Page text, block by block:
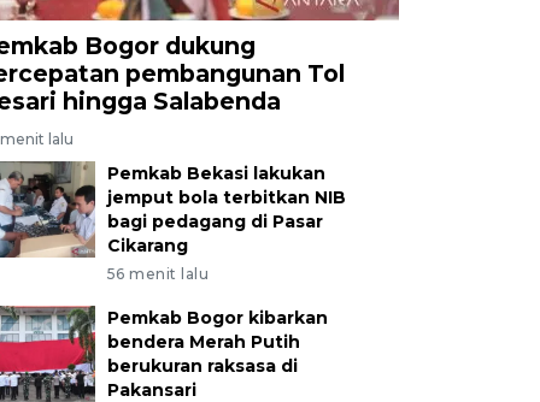
Bogor dukung
pembangunan Tol
hingga Salabenda
lalu
Pemkab Bekasi lakukan
jemput bola terbitkan NIB
bagi pedagang di Pasar
Cikarang
56 menit lalu
Pemkab Bogor kibarkan
bendera Merah Putih
berukuran raksasa di
Pakansari